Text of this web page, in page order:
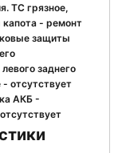
ТС грязное,
- ремонт
защиты
заднего
отсутствует
АКБ -